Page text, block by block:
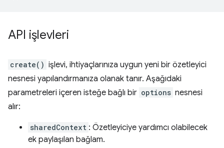
API işlevleri
create() işlevi, ihtiyaçlarınıza uygun yeni bir özetleyici
nesnesi yapılandırmanıza olanak tanır. Aşağıdaki
parametreleri içeren isteğe bağlı bir options nesnesi
alır:
sharedContext : Özetleyiciye yardımcı olabilecek
ek paylaşılan bağlam.